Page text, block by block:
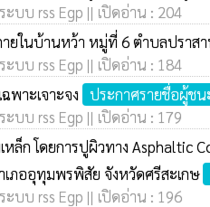
บบ rss Egp || เปิดอ่าน : 204
ยในบ้านหว้า หมู่ที่ 6 ตำบลปราส
บบ rss Egp || เปิดอ่าน : 184
พาะเจาะจง ประกาศรายชื่อผู้ชน
บบ rss Egp || เปิดอ่าน : 179
หล็ก โดยการปูผิวทาง
เภออุทุมพรพิสัย จังหวัดศรีสะเกษ
บบ rss Egp || เปิดอ่าน : 196